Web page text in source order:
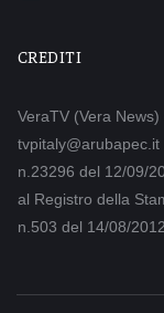
CREDITI
VeraTV (Vera
tvpitaly@arubapec.it
n.23296 del 12/09/
al Registro della
n.503 del 14/08/2012.